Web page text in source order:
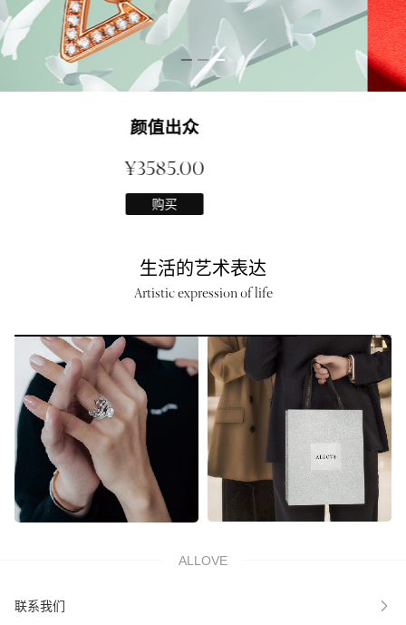
红唇项链
¥2999.00
生活的艺术表达
Artistic expression of life
ALLOVE
联系我们